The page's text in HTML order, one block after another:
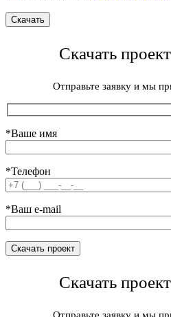
Скачать
Отправьте заявку и мы
*Ваше имя
*Телефон
*Ваш e-mail
Скачать